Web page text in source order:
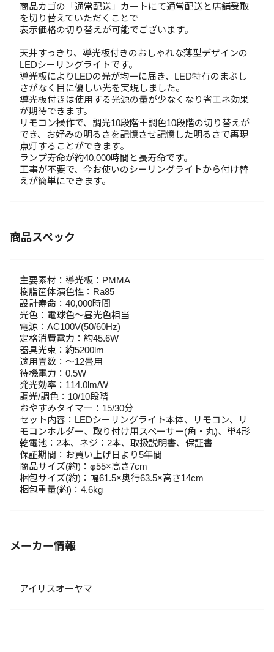
商品カゴの「通常配送」カートにて通常配送と店舗受取
を切り替えていただくことで
表示価格の切り替えが可能でございます。
天井すっきり、導光板付きのおしゃれな薄型デザインの
LEDシーリングライトです。
導光板によりLEDの光が均一に届き、LED特有のまぶし
さがなく目に優しい光を実現しました。
導光板付きは使用する光源の量が少なくなり省エネ効果
が期待できます。
リモコン操作で、調光10段階＋調色10段階の切り替えが
でき、お好みの明るさを記憶させ記憶した明るさで再現
点灯することができます。
ランプ寿命が約40,000時間と長寿命です。
工事が不要で、今お使いのシーリングライトから付け替
えが簡単にできます。
商品スペック
主要素材：導光板：PMMA
樹脂筐体演色性：Ra85
設計寿命：40,000時間
光色：電球色～昼光色相当
電源：AC100V(50/60Hz)
定格消費電力：約45.6W
器具光束：約5200lm
適用畳数：～12畳用
待機電力：0.5W
発光効率：114.0lm/W
調光/調色：10/10段階
おやすみタイマー：15/30分
セット内容：LEDシーリングライト本体、リモコン、リ
モコンホルダー、取り付け用スペーサー(角・丸)、単4形
乾電池：2本、ネジ：2本、取扱説明書、保証書
保証期間：お買い上げ日より5年間
商品サイズ(約)：φ55×高さ7cm
梱包サイズ(約)：幅61.5×奥行63.5×高さ14cm
梱包重量(約)：4.6kg
メーカー情報
アイリスオーヤマ